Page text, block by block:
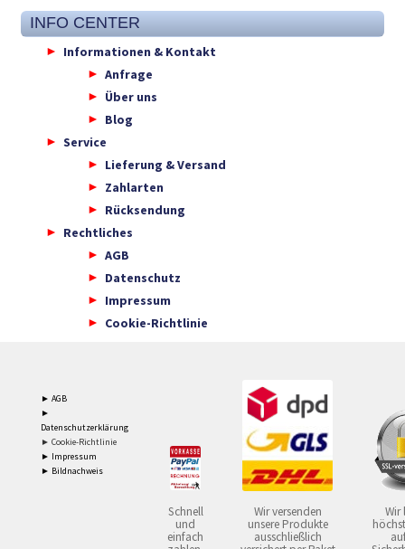
INFO CENTER
Informationen & Kontakt
Anfrage
Über uns
Blog
Service
Lieferung & Versand
Zahlarten
Rücksendung
Rechtliches
AGB
Datenschutz
Impressum
Cookie-Richtlinie
► AGB
►
Datenschutzerklärung
► Cookie-Richtlinie
► Impressum
► Bildnachweis
Schnell
und
einfach
Wir versenden
unsere Produkte
ausschließlich
Wir